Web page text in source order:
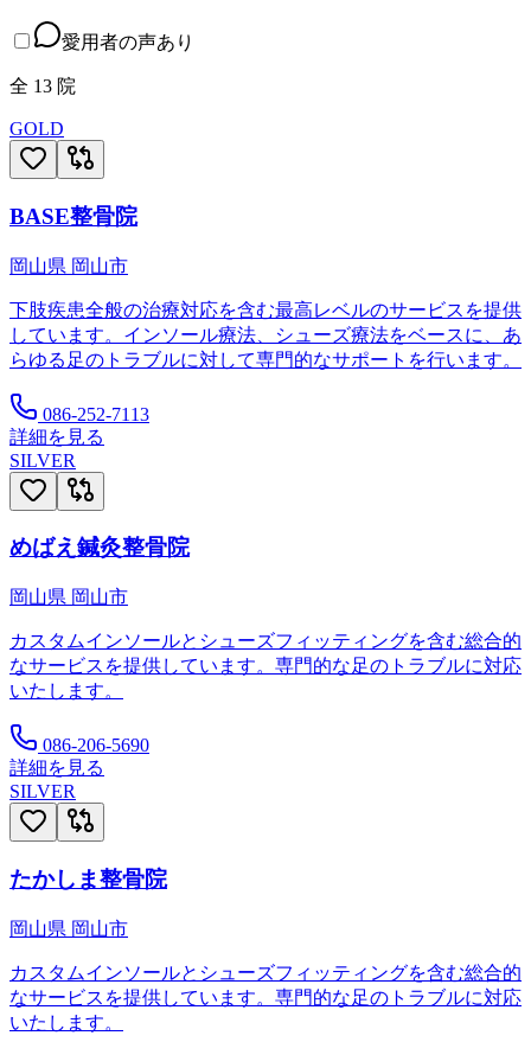
愛用者の声あり
全 13 院
GOLD
BASE整骨院
岡山県 岡山市
下肢疾患全般の治療対応を含む最高レベルのサービスを提供
しています。インソール療法、シューズ療法をベースに、あ
らゆる足のトラブルに対して専門的なサポートを行います。
086-252-7113
詳細を見る
SILVER
めばえ鍼灸整骨院
岡山県 岡山市
カスタムインソールとシューズフィッティングを含む総合的
なサービスを提供しています。専門的な足のトラブルに対応
いたします。
086-206-5690
詳細を見る
SILVER
たかしま整骨院
岡山県 岡山市
カスタムインソールとシューズフィッティングを含む総合的
なサービスを提供しています。専門的な足のトラブルに対応
いたします。